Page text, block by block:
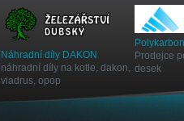
Náhradní díly DAKON
náhradní díly na kotle, dakon,
viadrus, opop
Prodejce
desek